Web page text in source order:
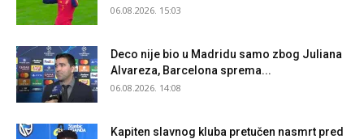
06.08.2026. 15:03
Deco nije bio u Madridu samo zbog Juliana
Alvareza, Barcelona sprema...
06.08.2026. 14:08
Kapiten slavnog kluba pretučen nasmrt pred